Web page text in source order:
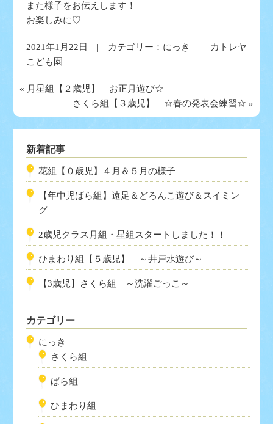
また様子をお伝えします！
お楽しみに♡
2021年1月22日 | カテゴリー： にっき
| カトレヤ
こども園
« 月星組【２歳児】 お正月遊び☆
さくら組【３歳児】 ☆春の発表会練習☆ »
新着記事
花組【０歳児】４月＆５月の様子
【年中児ばら組】遠足＆どろんこ遊び＆スイミン
グ
2歳児クラス月組・星組スタートしました！！
ひまわり組【５歳児】 ～井戸水遊び～
【3歳児】さくら組 ～洗濯ごっこ～
カテゴリー
にっき
さくら組
ばら組
ひまわり組